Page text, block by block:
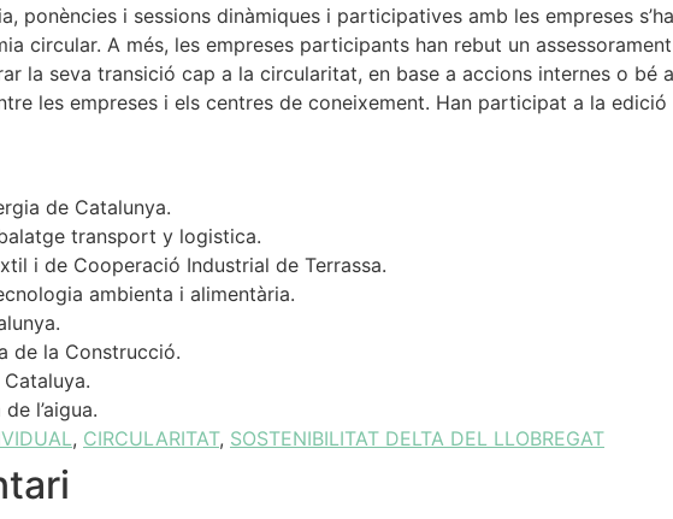
ponències i sessions dinàmiques i participatives amb les empreses
circular. A més, les empreses participants han rebut un
la seva transició cap a la circularitat, en base a accions internes o bé
les empreses i els centres de coneixement. Han participat a la edició
de Catalunya.
transport y logistica.
i de Cooperació Industrial de Terrassa.
ambienta i alimentària.
de la Construcció.
l’aigua.
, CIRCULARITAT, SOSTENIBILITAT DELTA DEL LLOBREGAT